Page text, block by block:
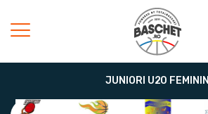
JUNIORI U20 FEMININ